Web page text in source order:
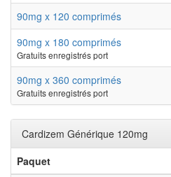
90mg x 120 comprimés
90mg x 180 comprimés
Gratuits enregistrés port
90mg x 360 comprimés
Gratuits enregistrés port
Cardizem Générique 120mg
Paquet